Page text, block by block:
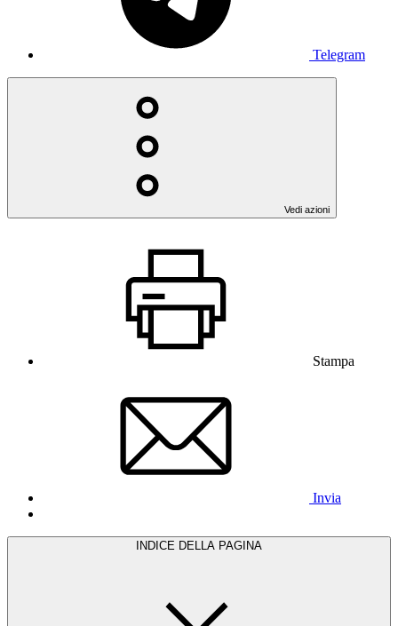
Telegram
Vedi azioni
Stampa
Invia
INDICE DELLA PAGINA